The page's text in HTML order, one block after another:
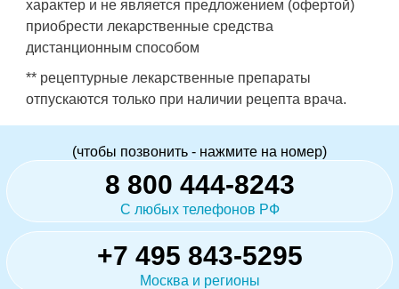
характер и не является предложением (офертой)
приобрести лекарственные средства
дистанционным способом
** рецептурные лекарственные препараты
отпускаются только при наличии рецепта врача.
(чтобы позвонить - нажмите на номер)
8 800 444-8243
С любых телефонов РФ
+7 495 843-5295
Москва и регионы